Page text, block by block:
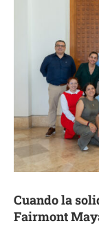
Cuando la
Fairmont